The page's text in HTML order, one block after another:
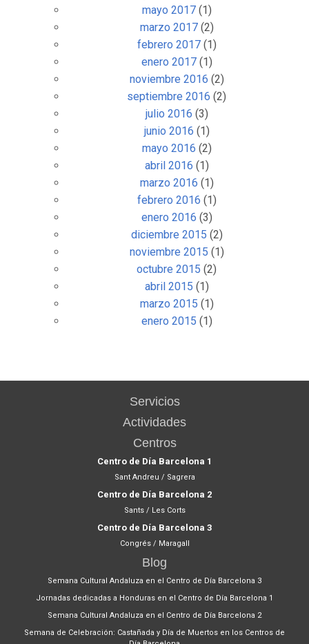
mayo 2017(1)
marzo 2017(2)
febrero 2017(1)
enero 2017(1)
noviembre 2016 (2)
septiembre 2016 (2)
julio 2016 (3)
junio 2016 (1)
mayo 2016 (2)
abril 2016 (1)
marzo 2016 (1)
febrero 2016 (1)
enero 2016 (3)
diciembre 2015 (2)
noviembre 2015 (1)
octubre 2015 (2)
abril 2015 (1)
marzo 2015 (1)
enero 2015 (1)
Servicios
Actividades
Centros
Centro de Día Barcelona 1
Sant Andreu / Sagrera
Centro de Día Barcelona 2
Sants / Les Corts
Centro de Día Barcelona 3
Congrés / Maragall
Blog
Semana Cultural Andaluza en el Centro de Día Barcelona 3
Jornadas dedicadas a Honduras en el Centro de Día Barcelona 1
Semana Cultural Andaluza en el Centro de Día Barcelona 2
Semana de Celebración: Castañada y Día de Muertos en los Centros de